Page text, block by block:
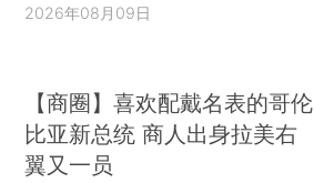
2026年08月09日
【商圈】喜欢配戴名表的哥伦
比亚新总统 商人出身拉美右
翼又一员